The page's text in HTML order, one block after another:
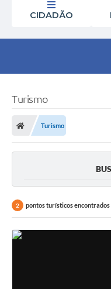
CIDADÃO
Turismo
Turismo
2 pontos turísticos encontrados